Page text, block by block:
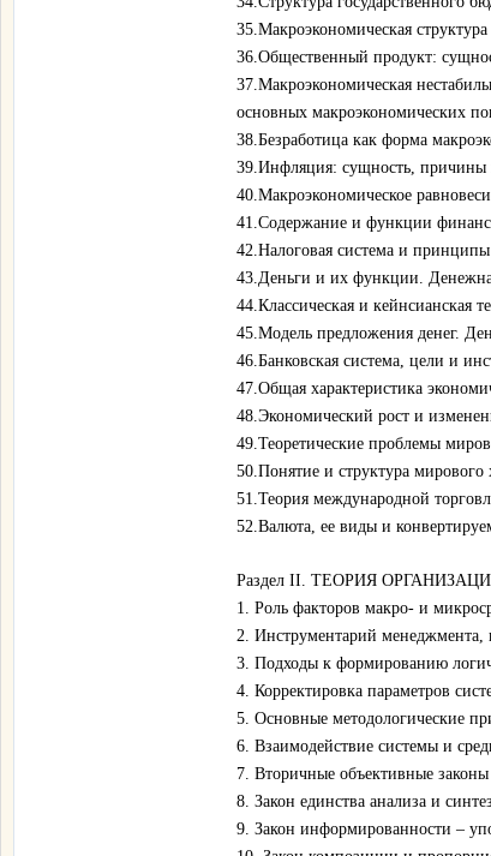
35.Макроэкономическая
36.Общественный продукт:
37.Макроэкономическая
основных макроэкономических
38.Безработица как форма
39.Инфляция: сущность, причины
40.Макроэкономическое
41.Содержание и функции
42.Налоговая система и
43.Деньги и их функции.
44.Классическая и кейнсианская
45.Модель предложения денег.
46.Банковская система, цели и
47.Общая характеристика
48.Экономический рост и
49.Теоретические проблемы
50.Понятие и структура мирового
51.Теория международной
52.Валюта, ее виды и
Раздел II. ТЕОРИЯ
1. Роль факторов макро- и
2. Инструментарий
3. Подходы к формированию
4. Корректировка параметров
5. Основные методологические
6. Взаимодействие системы и
7. Вторичные объективные
8. Закон единства анализа и
9. Закон информированности –